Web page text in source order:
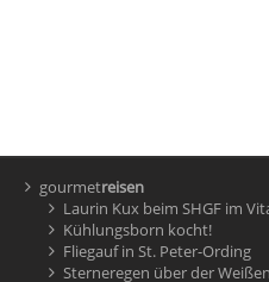
gourmetreisen
Laurin Kux beim SHGF im
Kühlungsborn kocht!
Fliegauf in St. Peter-Ording
Sterneregen über der